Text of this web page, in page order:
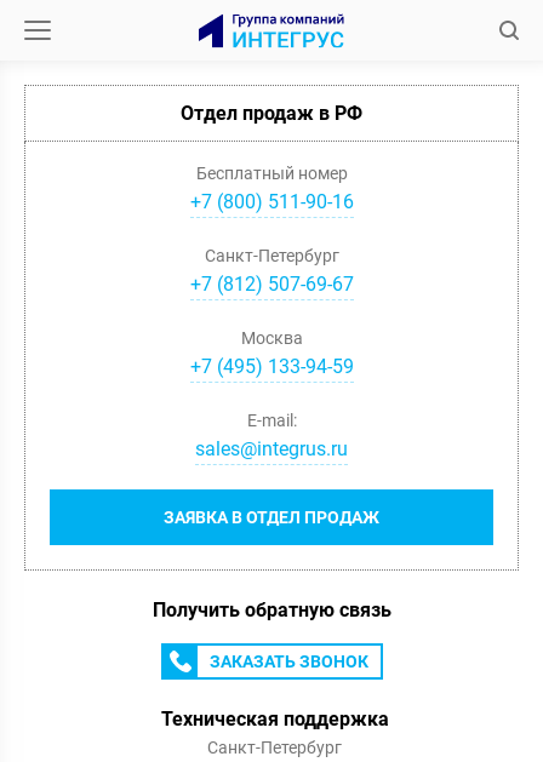
Отдел продаж в РФ
Бесплатный номер
+7 (800) 511-90-16
Санкт-Петербург
+7(812) 507-69-67
Москва
+7(495) 133-94-59
ЗАЯВКА В ОТДЕЛ ПРОДАЖ
E-mail:
sales@integrus.ru
Получить обратную связь
ЗАКАЗАТЬ ЗВОНОК
Техническая поддержка
Санкт-Петербург